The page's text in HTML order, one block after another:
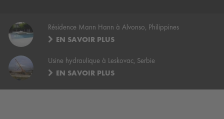
Résidence Mann Hann à Alvonso, Philippines
EN SAVOIR PLUS
Usine hydraulique à Leskovac, Serbie
EN SAVOIR PLUS